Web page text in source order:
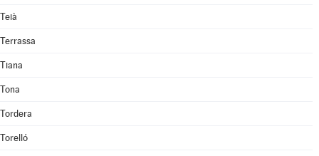
Teià
Terrassa
Tiana
Tona
Tordera
Torelló